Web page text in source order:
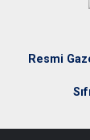
Resmi